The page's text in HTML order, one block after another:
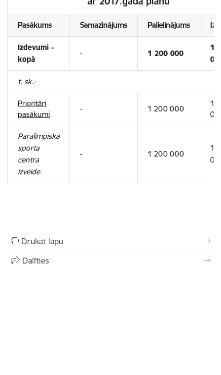
Pasākums Samazinājums Palielinājums
Izdevumi -
kopā
- 1 200 000
1
t. sk.:
Prioritāri
pasākumi
- 1 200 000
1
Paralimpiskā
sporta
centra
izveide.
- 1 200 000
1
Drukāt lapu
Dalīties